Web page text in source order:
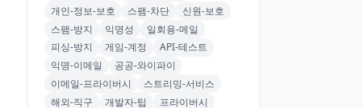
개인-정보-보호
스팸-차단
신원-보호
스팸-방지
익명성
일회용-메일
피싱-방지
게임-계정
API-테스트
익명-이메일
공공-와이파이
이메일-프라이버시
스트리밍-서비스
해외-직구
개발자-팁
프라이버시